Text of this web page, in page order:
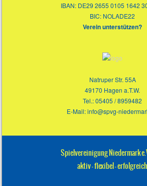
IBAN: DE29 2655 0105 1642
BIC: NOLADE22
Verein unterstützen?
Natruper Str. 55A
49170 Hagen a.T.W.
Tel.: 05405 / 8959482
E-Mail: info@spvg-
Spielvereinigung Niedermark
aktiv – flexibel – erfolgreich